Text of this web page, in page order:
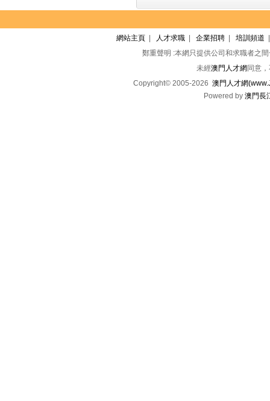
網站主頁 人才求職 企業招聘 培訓頻道
鄭重聲明 :本網只提供公司和求職者之
未經澳門人才網 同意
Copyright© 2005-2026 澳門人才網
Powered by 澳門長